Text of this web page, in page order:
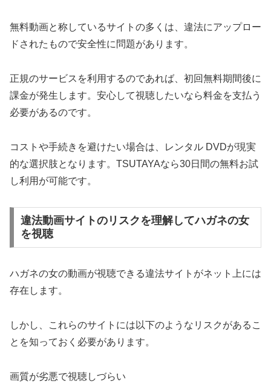
無料動画と称しているサイトの多くは、違法にアップロー
ドされたもので安全性に問題があります。
正規のサービスを利用するのであれば、初回無料期間後に
課金が発生します。安心して視聴したいなら料金を支払う
必要があるのです。
コストや手続きを避けたい場合は、レンタル DVDが現実
的な選択肢となります。TSUTAYAなら30日間の無料お試
し利用が可能です。
違法動画サイトのリスクを理解してハガネの女
を視聴
ハガネの女の動画が視聴できる違法サイトがネット上には
存在します。
しかし、これらのサイトには以下のようなリスクがあるこ
とを知っておく必要があります。
画質が劣悪で視聴しづらい